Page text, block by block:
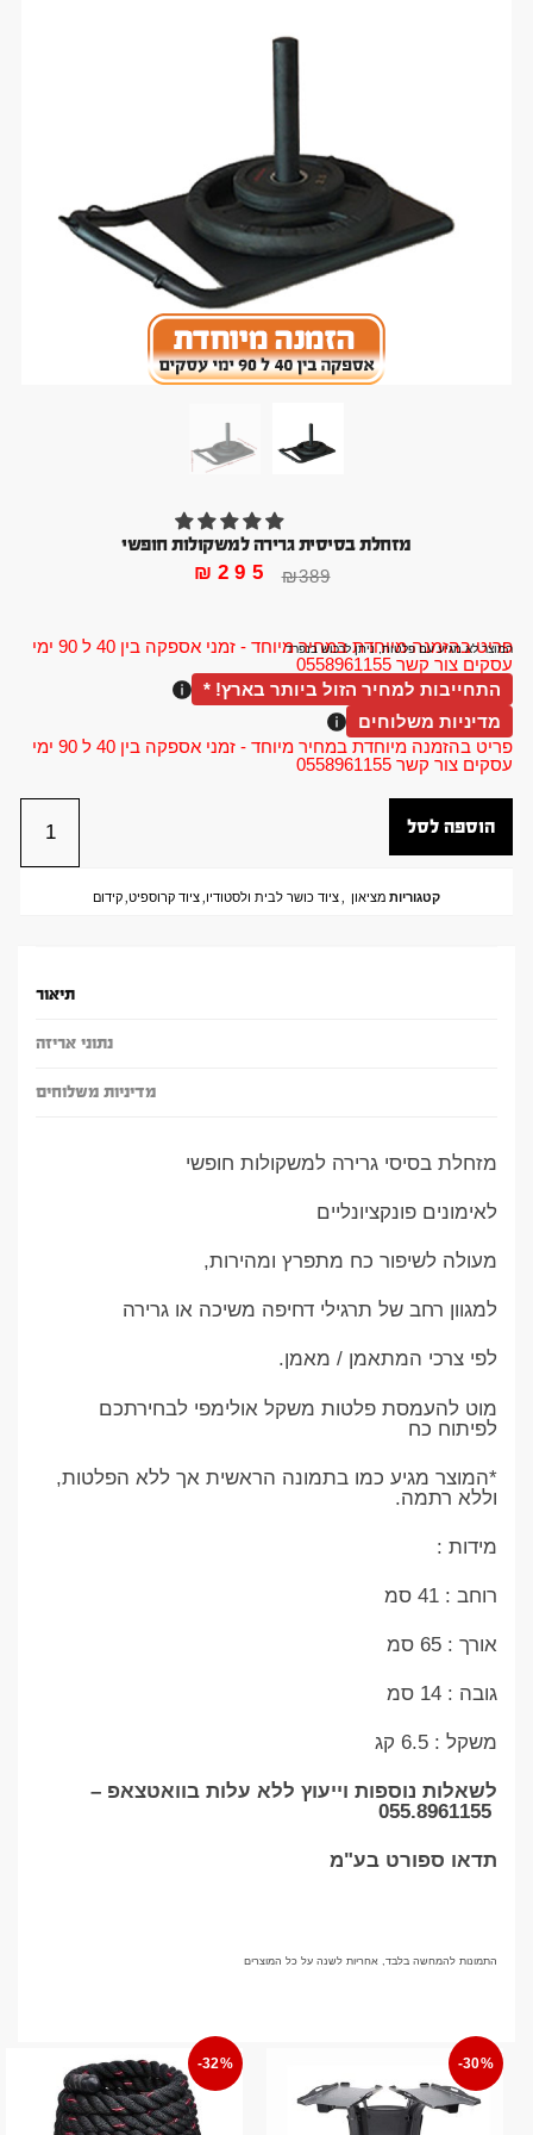
פריט בהזמנה מיוחדת במחיר מיוחד - זמני אספקה בין 40 ל 90 ימי
עסקים צור קשר 0558961155
מזחלת בסיסית גרירה למשקולות חופשי
המוצר לא מגיע עם פלטות, ניתן לרכוש בנפרד
₪389
₪ 295
התחייבות למחיר הזול ביותר בארץ! *
מדיניות משלוחים
פריט בהזמנה מיוחדת במחיר מיוחד - זמני אספקה בין 40 ל 90 ימי
עסקים צור קשר 0558961155
הוספה לסל
קטגוריות מציאון ,ציוד כושר לבית ולסטודיו,ציוד קרוספיט,קידום
תיאור
נתוני אריזה
מדיניות משלוחים
מזחלת בסיסי גרירה למשקולות חופשי
לאימונים פונקציונליים
מעולה לשיפור כח מתפרץ ומהירות,
למגוון רחב של תרגילי דחיפה משיכה או גרירה
לפי צרכי המתאמן / מאמן.
מוט להעמסת פלטות משקל אולימפי לבחירתכם
לפיתוח כח
*המוצר מגיע כמו בתמונה הראשית אך ללא הפלטות,
וללא רתמה.
מידות :
רוחב : 41 סמ
אורך : 65 סמ
גובה : 14 סמ
משקל : 6.5 קג
לשאלות נוספות וייעוץ ללא עלות בוואטצאפ –
055.8961155
תדאו ספורט בע"מ
התמונות להמחשה בלבד, אחריות לשנה על כל המוצרים
-30%
-32%